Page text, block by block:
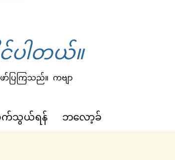
ပါတယ်။
ာ်ပြကြသည်။ ကဗျာ
သွယ်ရန် ဘလော့ခ်